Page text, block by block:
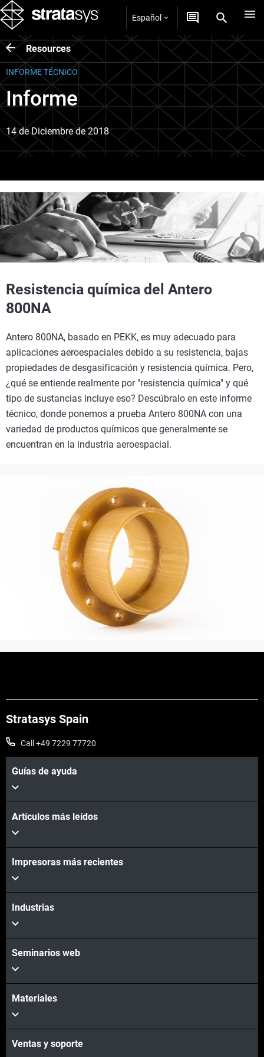
Español
Resources
INFORME TÉCNICO
Informe
14 de Diciembre de 2018
Resistencia química del Antero
800NA
Antero 800NA, basado en PEKK, es muy adecuado para
aplicaciones aeroespaciales debido a su resistencia, bajas
propiedades de desgasificación y resistencia química. Pero,
¿qué se entiende realmente por "resistencia química" y qué
tipo de sustancias incluye eso? Descúbralo en este informe
técnico, donde ponemos a prueba Antero 800NA con una
variedad de productos químicos que generalmente se
encuentran en la industria aeroespacial.
Stratasys Spain
Call +49 7229 77720
Guías de ayuda
Artículos más leídos
Impresoras más recientes
Industrias
Seminarios web
Materiales
Ventas y soporte